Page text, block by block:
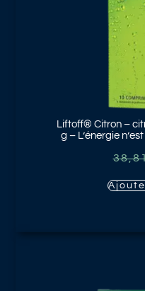
Liftoff® Citron –
g – L’énergie